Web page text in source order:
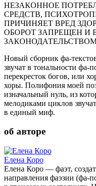
НЕЗАКОННОЕ
СРЕДСТВ,
ПРИЧИНЯЕТ ВРЕД
ОБОРОТ ЗАПРЕЩЕН И
Новый сборник фа-
звучат в тональности фа-
перекресток богов, или
хоры. Полифония моей
изначальный нуль, из
мелодиками циклов
в единый миф.
об авторе
Елена Коро
Елена Коро — фаэт,
направления фаэзии (фа-